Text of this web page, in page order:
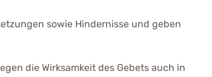
sowie Hindernisse und geben
die Wirksamkeit des Gebets auch in